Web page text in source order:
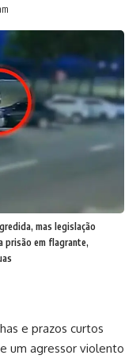
mas legislação
prisão em flagrante,
e prazos curtos
um agressor violento